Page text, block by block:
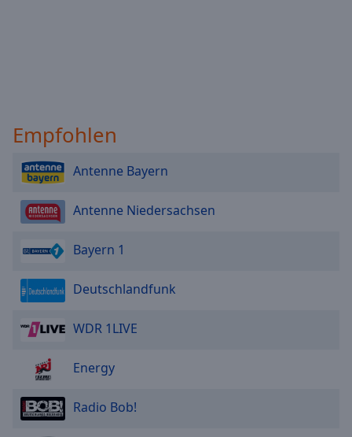
Empfohlen
Antenne Bayern
Antenne Niedersachsen
Bayern 1
Deutschlandfunk
WDR 1LIVE
Energy
Radio Bob!